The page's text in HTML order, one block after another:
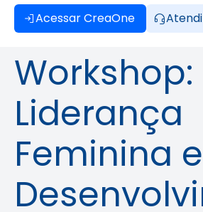
Acessar CreaOne
Workshop:
Liderança
Feminina e